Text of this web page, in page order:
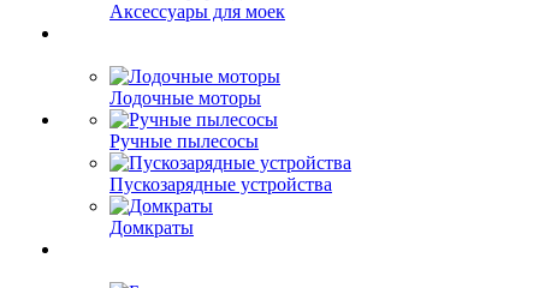
Аксессуары для моек
Лодочные моторы
Ручные пылесосы
Пускозарядные устройства
Домкраты